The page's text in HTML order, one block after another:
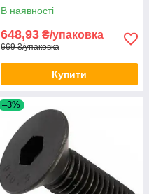
В наявності
648,93 ₴/упаковка
669 ₴/упаковка
Купити
–3%